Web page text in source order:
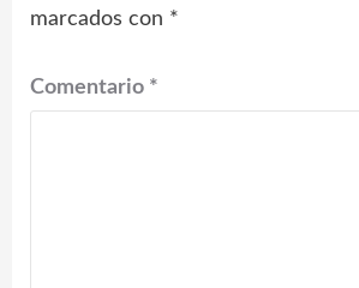
marcados con *
Comentario *